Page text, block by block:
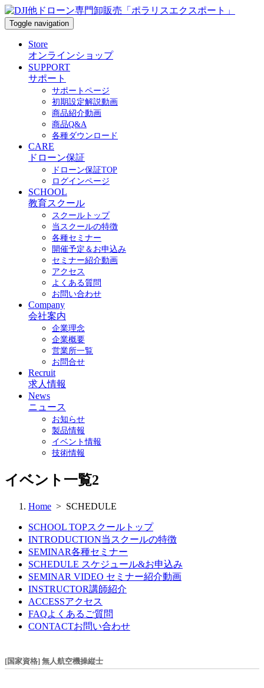
Toggle navigation
Store
オンラインショップ
SUPPORT
サポート
サポートページ
初期設定解説動画
商品紹介動画
商品Q&A
各種ダウンロード
CARE
ドローン保証
ドローン保証TOP
ログインページ
SCHOOL
教育スクール
スクールトップ
当スクールの特徴
各種セミナー
開催予定＆お申込み
セミナー紹介動画
アクセス
よくある質問
お問い合わせ
Company
会社案内
企業理念
企業概要
営業所一覧
お問合せ
Recruit
求人情報
News
ニュース
お知らせ
製品情報
イベント情報
技術情報
イベント一覧2
Home > SCHEDULE
SCHOOL TOPスクールトップ
INTRODUCTION当スクールの特徴
SEMINAR各種セミナー
SCHEDULE スケジュール&お申込み
SEMINAR VIDEO セミナー紹介動画
INSTRUCTOR講師紹介
ACCESSアクセス
FAQよくあるご質問
CONTACTお問い合わせ
[国家資格] 無人航空機操縦士